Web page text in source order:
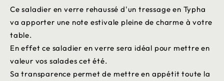
Ce saladier en verre rehaussé d'un tressage en Typha
va apporter une note estivale pleine de charme à votre
table.
En effet ce saladier en verre sera idéal pour mettre en
valeur vos salades cet été.
Sa transparence permet de mettre en appétit toute la